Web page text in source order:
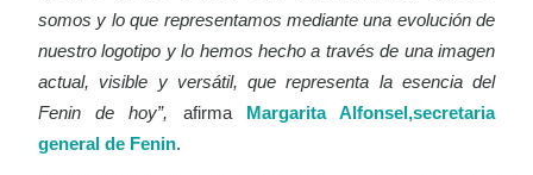
somos y lo que representamos mediante una evolución de
nuestro logotipo y lo hemos hecho a través de una imagen
actual, visible y versátil, que representa la esencia del
Fenin de hoy”, afirma Margarita Alfonsel,secretaria
general de Fenin.